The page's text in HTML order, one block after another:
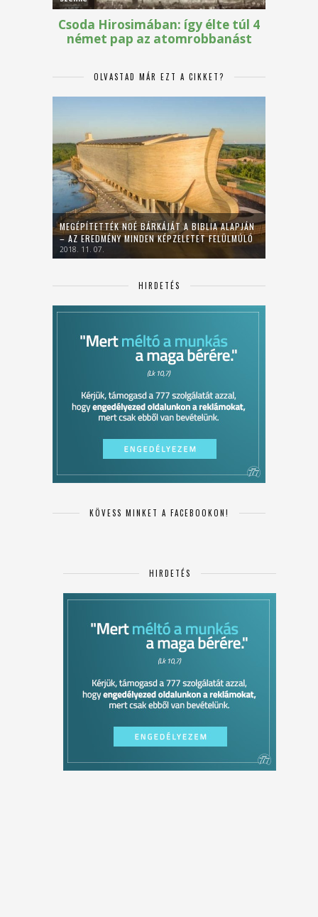
OLVASTAD MÁR EZT A CIKKET?
MEGÉPÍTETTÉK NOÉ BÁRKÁJÁT A BIBLIA ALAPJÁN
– AZ EREDMÉNY MINDEN KÉPZELETET FELÜLMÚLÓ
2018. 11. 07.
HIRDETÉS
KÖVESS MINKET A FACEBOOKON!
HIRDETÉS